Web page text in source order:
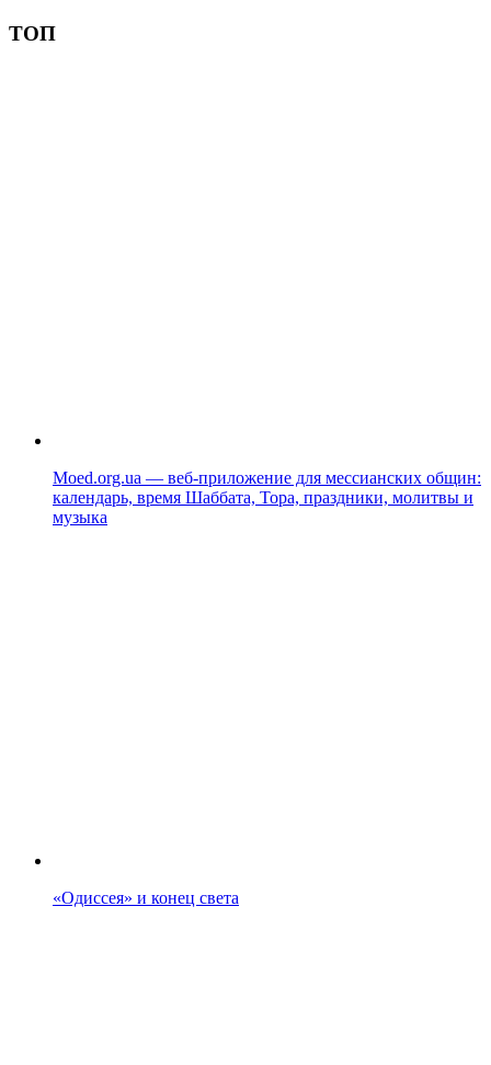
ТОП
Moed.org.ua — веб-приложение для мессианских общин:
календарь, время Шаббата, Тора, праздники, молитвы и
музыка
«Одиссея» и конец света